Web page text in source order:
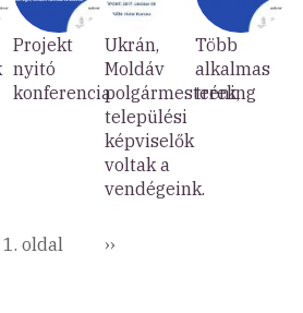
Projekt
nyitó
konferencia
Ukrán,
Moldáv
polgármesterek,
települési
képviselők
voltak a
vendégeink.
Több
alkalmas
tréning
1. oldal
Következő
››